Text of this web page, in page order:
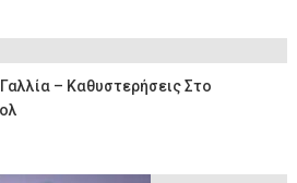
– Καθυστερήσεις Στο